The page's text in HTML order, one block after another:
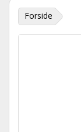
Forside